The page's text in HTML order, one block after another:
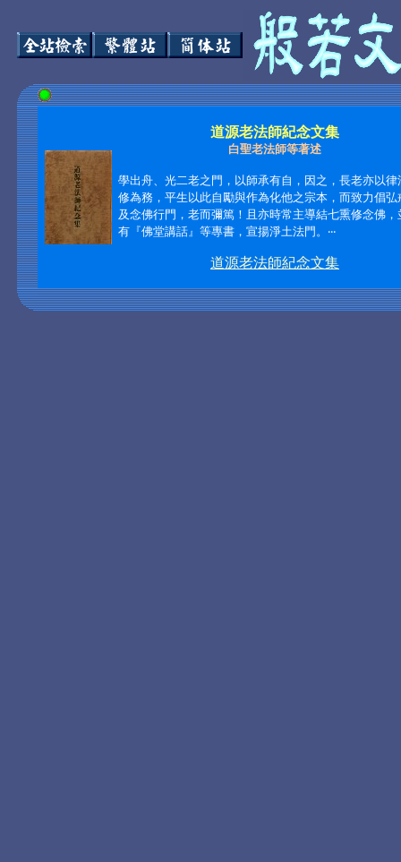
道源老法師紀念文集
白聖老法師等著述
學出舟、光二老之門，以師承有自，因之，長老亦以律
修為務，平生以此自勵與作為化他之宗本，而致力倡弘
及念佛行門，老而彌篤！且亦時常主導結七熏修念佛，
有『佛堂講話』等專書，宣揚淨土法門。‧‧‧
道源老法師紀念文集